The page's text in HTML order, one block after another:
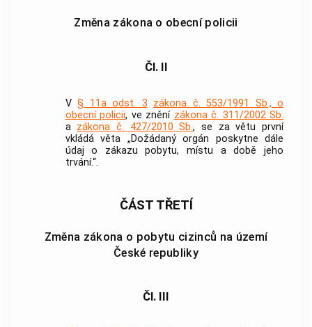
Změna zákona o obecní policii
Čl. II
V § 11a odst. 3 zákona č. 553/1991 Sb., o
obecní policii, ve znění zákona č. 311/2002 Sb.
a zákona č. 427/2010 Sb., se za větu první
vkládá věta „Dožádaný orgán poskytne dále
údaj o zákazu pobytu, místu a době jeho
trvání.“.
ČÁST TŘETÍ
Změna zákona o pobytu cizinců na území
České republiky
Čl. III